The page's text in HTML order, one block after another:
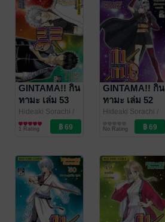
GINTAMA!! กิน
ทามะ เล่ม 53
Hideaki Sorachi /
Siam Inter Comics
การ์ตูนทั่วไป
1 Rating
GINTAMA!! กิน
ทามะ เล่ม 52
Hideaki Sorachi /
Siam Inter Comics
การ์ตูนทั่วไป
No Rating